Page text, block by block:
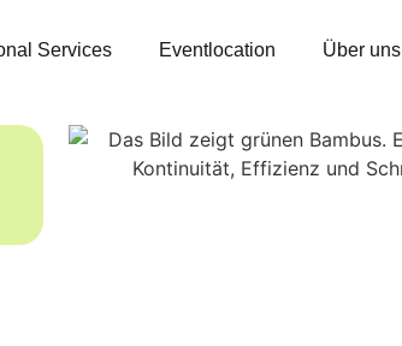
Services Eventlocation Über uns